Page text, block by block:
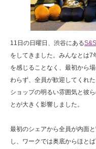
11日の日曜日、渋谷にある
をしてきました。みんなとは7
を感じることなく、最初から
わらず、全員が歓迎してくれ
ショップの明るい雰囲気と彼
とが大きく影響しました。
最初のシェアから全員が内面
し、ワークでは奥底からほと